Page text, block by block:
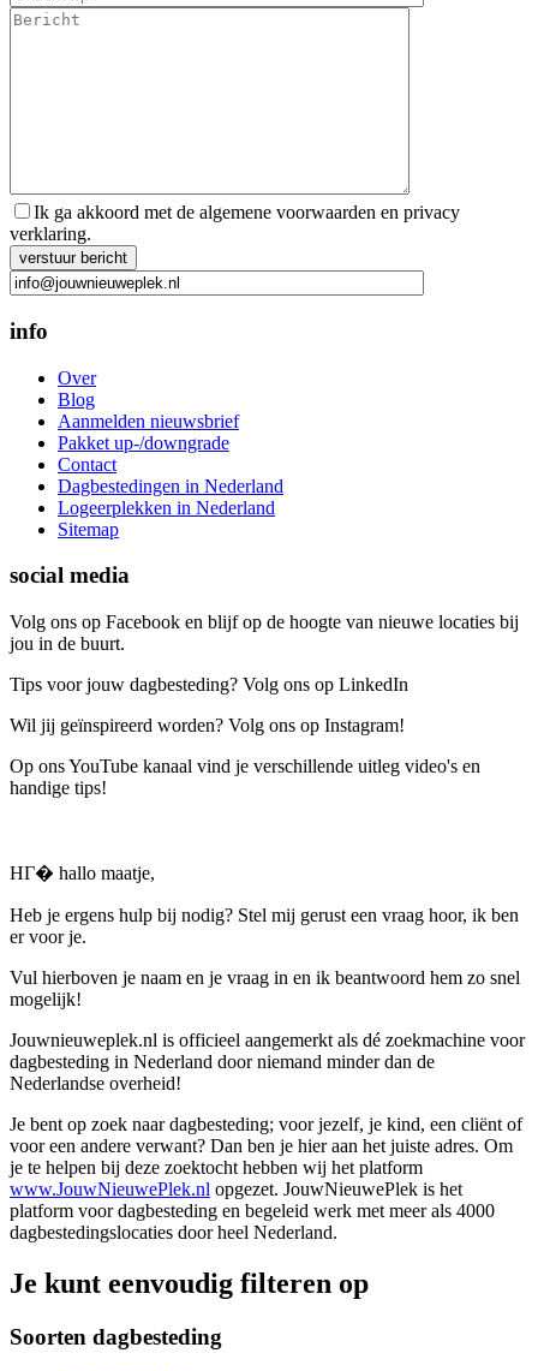
Ik ga akkoord met de algemene voorwaarden en privacy
verklaring.
Gelieve dit veld leeg te laten.
info
Over
Blog
Aanmelden nieuwsbrief
Pakket up-/downgrade
Contact
Dagbestedingen in Nederland
Logeerplekken in Nederland
Sitemap
social media
Volg ons op Facebook en blijf op de hoogte van nieuwe locaties bij
jou in de buurt.
Tips voor jouw dagbesteding? Volg ons op LinkedIn
Wil jij geïnspireerd worden? Volg ons op Instagram!
Op ons YouTube kanaal vind je verschillende uitleg video's en
handige tips!
HГ� hallo maatje,
Heb je ergens hulp bij nodig? Stel mij gerust een vraag hoor, ik ben
er voor je.
Vul hierboven je naam en je vraag in en ik beantwoord hem zo snel
mogelijk!
Jouwnieuweplek.nl is officieel aangemerkt als dé zoekmachine voor
dagbesteding in Nederland door niemand minder dan de
Nederlandse overheid!
Je bent op zoek naar dagbesteding; voor jezelf, je kind, een cliënt of
voor een andere verwant? Dan ben je hier aan het juiste adres. Om
je te helpen bij deze zoektocht hebben wij het platform
www.JouwNieuwePlek.nl opgezet. JouwNieuwePlek is het
platform voor dagbesteding en begeleid werk met meer als 4000
dagbestedingslocaties door heel Nederland.
Je kunt eenvoudig filteren op
Soorten dagbesteding